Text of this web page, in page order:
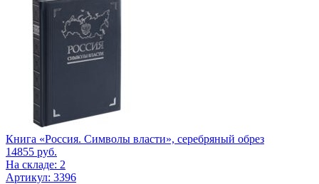
Книга «Россия. Символы власти», серебряный обрез
14855 руб.
На складе: 2
Артикул: 3396